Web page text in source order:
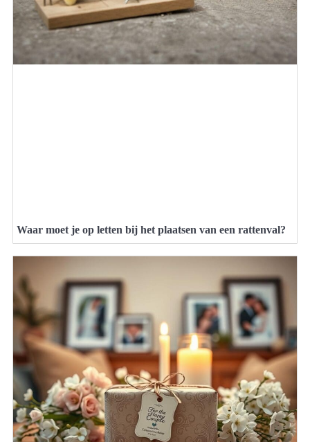
Waar moet je op letten bij het plaatsen van een rattenval?